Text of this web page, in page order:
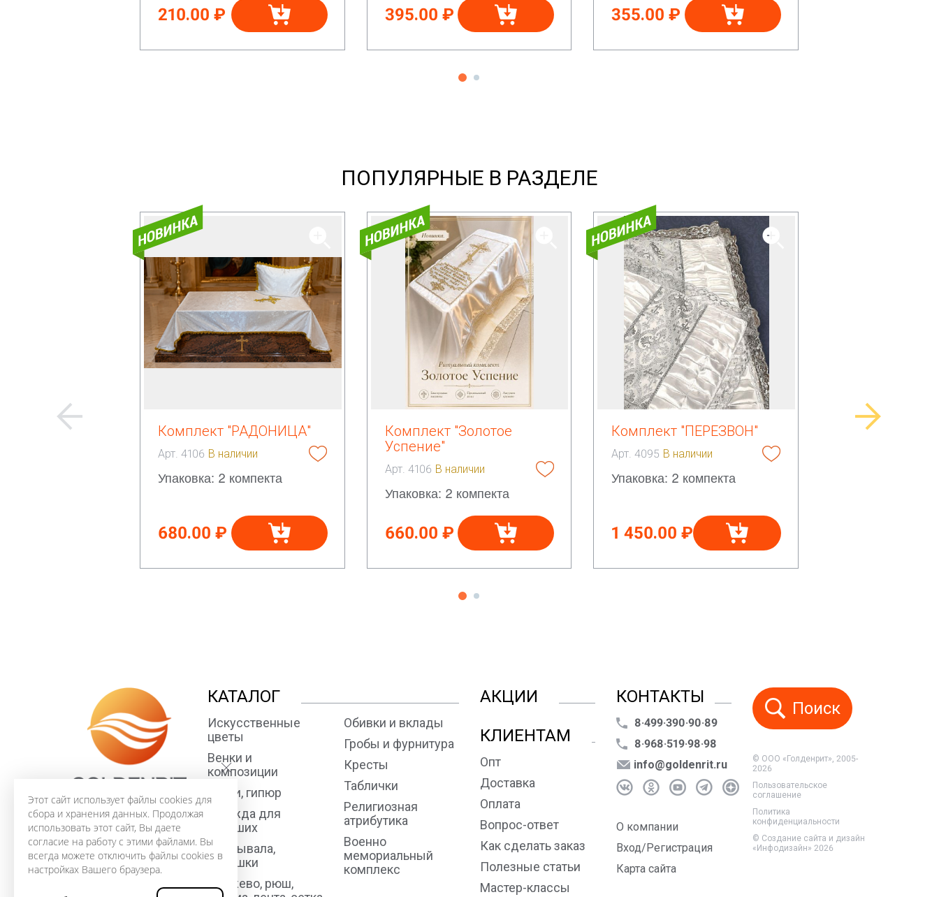
210.00 ₽ 395.00 ₽ 355.00 ₽
ПОПУЛЯРНЫЕ В РАЗДЕЛЕ
Комплект "РАДОНИЦА"
Арт. 4106 В наличии
Упаковка: 2 компекта
680.00 ₽
Комплект "Золотое
Успение"
Арт. 4106 В наличии
Упаковка: 2 компекта
660.00 ₽
Комплект "ПЕРЕЗВОН"
Арт. 4095 В наличии
Упаковка: 2 компекта
1 450.00 ₽
КАТАЛОГ
Искусственные
цветы
Венки и
композиции
Ткани, гипюр
Одежда для
усопших
Покрывала,
подушки
Кружево, рюш,
Обивки и вклады
Гробы и фурнитура
Кресты
Таблички
Религиозная
атрибутика
Военно
мемориальный
комплекс
АКЦИИ
КЛИЕНТАМ
Опт
Доставка
Оплата
Вопрос-ответ
Как сделать заказ
Полезные статьи
Мастер-классы
КОНТАКТЫ
8·499·390·90·89
8·968·519·98·98
info@goldenrit.ru
О компании
Вход/Регистрация
Карта сайта
Поиск
© ООО «Голденрит», 2005-
2026
Пользовательское
соглашение
Политика
конфиденциальности
© Создание сайта и дизайн
«Инфодизайн» 2026
Этот сайт использует файлы cookies для
сбора и хранения данных. Продолжая
использовать этот сайт, Вы даете
согласие на работу с этими файлами. Вы
всегда можете отключить файлы cookies в
настройках Вашего браузера.